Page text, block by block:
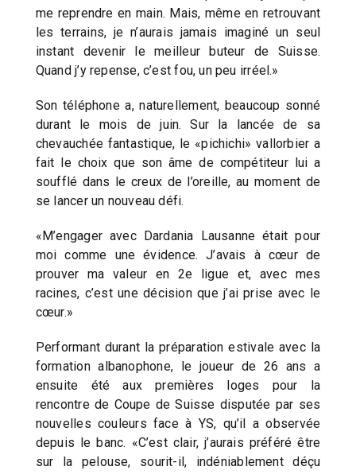
me reprendre en main. Mais, même en retrouvant
les terrains, je n’aurais jamais imaginé un seul
instant devenir le meilleur buteur de Suisse.
Quand j’y repense, c’est fou, un peu irréel.»
Son téléphone a, naturellement, beaucoup sonné
durant le mois de juin. Sur la lancée de sa
chevauchée fantastique, le «pichichi» vallorbier a
fait le choix que son âme de compétiteur lui a
soufflé dans le creux de l’oreille, au moment de
se lancer un nouveau défi.
«M’engager avec Dardania Lausanne était pour
moi comme une évidence. J’avais à cœur de
prouver ma valeur en 2e ligue et, avec mes
racines, c’est une décision que j’ai prise avec le
cœur.»
Performant durant la préparation estivale avec la
formation albanophone, le joueur de 26 ans a
ensuite été aux premières loges pour la
rencontre de Coupe de Suisse disputée par ses
nouvelles couleurs face à YS, qu’il a observée
depuis le banc. «C’est clair, j’aurais préféré être
sur la pelouse, sourit-il, indéniablement déçu